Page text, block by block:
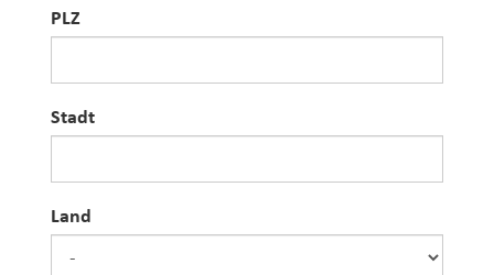
PLZ
PLZ
Stadt
Stadt
Land
Land